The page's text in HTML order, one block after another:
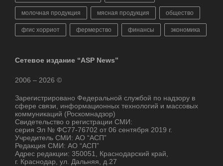
молочная продукция мясная продукция общество
фгис хорриот фермерство финансы экономика
Сетевое издание “ASP News”
2006 – 2026 ©
Зарегистрировано Федеральной службой по надзору в
сфере связи, информационных технологий и массовых
коммуникаций (Роскомнадзор)
Свидетельство о регистрации СМИ:
серия Эл № ФС77-76702 от 06 сентября 2019 г.
Учредитель СМИ: АО “АСП”
Редакция СМИ: АО “АСП”
Адрес редакции: 350051, Краснодарский край,
г. Краснодар, ул. Дальняя, д.27